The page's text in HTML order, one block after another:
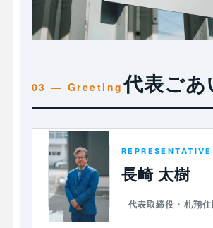
代表ごあ
REPRESENTATIVE
長崎 太樹
代表取締役・札翔